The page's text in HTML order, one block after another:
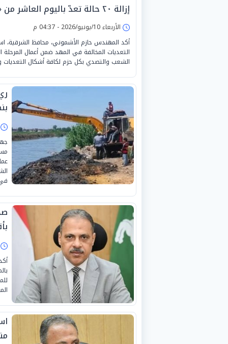
إزالة ٢٠ حالة تعدّ باليوم العاشر من «الموجة ٢٩» بمساحة ١٦٨٦ متراً بالشرقية
الأربعاء 10/يونيو/2026 - 04:37 م
​أكد المهندس حازم الأشموني، محافظ الشرقية،
الشعب والتصدي بكل حزم لكافة أشكال